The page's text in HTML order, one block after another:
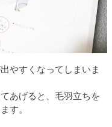
やすくなってしまいま
あげると、毛羽立ちを
す。